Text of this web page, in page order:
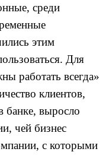
среди
этим
Для
работать всегда»
клиентов,
банке, выросло
чей бизнес
с которыми